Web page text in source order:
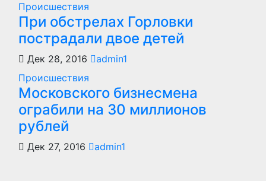
Происшествия
При обстрелах Горловки
пострадали двое детей
Дек 28, 2016
admin1
Происшествия
Московского бизнесмена
ограбили на 30 миллионов
рублей
Дек 27, 2016 admin1